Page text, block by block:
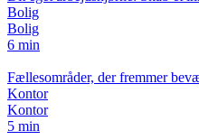
Bolig
Bolig
6 min
Fællesområder, der fremmer
Kontor
Kontor
5 min